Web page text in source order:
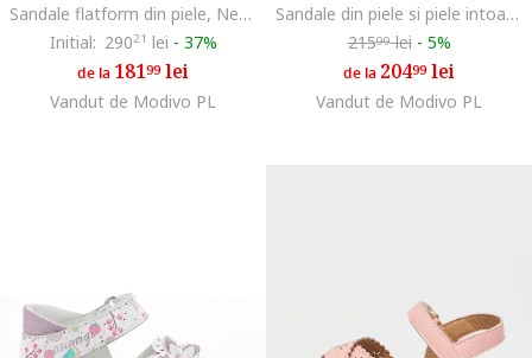
Sandale flatform din piele, Negru
Initial: 29021 lei - 37%
de la 18199lei
Vandut de Modivo PL
Sandale din piele si piele intoarsa cu inchidere velcro, Lila/Violet prafuit
21599lei - 5%
de la 20499lei
Vandut de Modivo PL